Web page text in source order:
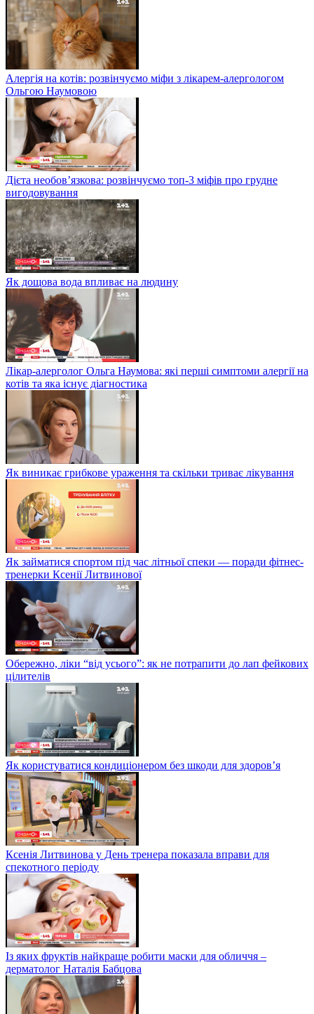
Алергія на котів: розвінчуємо міфи з лікарем-алергологом
Ольгою Наумовою
Дієта необов’язкова: розвінчуємо топ-3 міфів про грудне
вигодовування
Як дощова вода впливає на людину
Лікар-алерголог Ольга Наумова: які перші симптоми алергії на
котів та яка існує діагностика
Як виникає грибкове ураження та скільки триває лікування
Як займатися спортом під час літньої спеки — поради фітнес-
тренерки Ксенії Литвинової
Обережно, ліки “від усього”: як не потрапити до лап фейкових
цілителів
Як користуватися кондиціонером без шкоди для здоров’я
Ксенія Литвинова у День тренера показала вправи для
спекотного періоду
Із яких фруктів найкраще робити маски для обличчя –
дерматолог Наталія Бабцова